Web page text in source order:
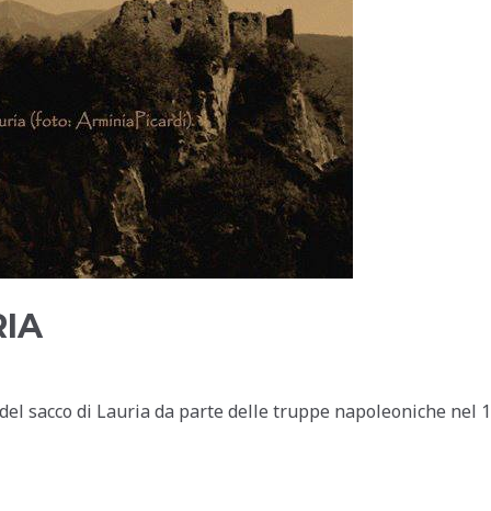
sacco di Lauria da parte delle truppe napoleoniche nel